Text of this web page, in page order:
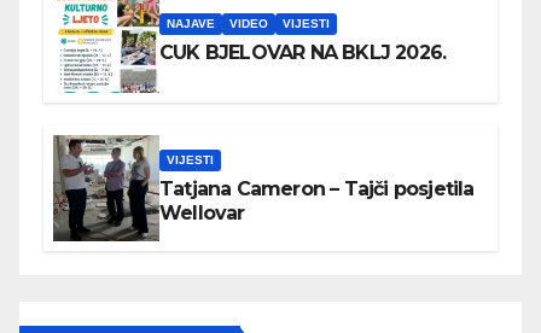
NAJAVE VIDEO VIJESTI
CUK BJELOVAR NA BKLJ 2026.
VIJESTI
Tatjana Cameron – Tajči posjetila
Wellovar